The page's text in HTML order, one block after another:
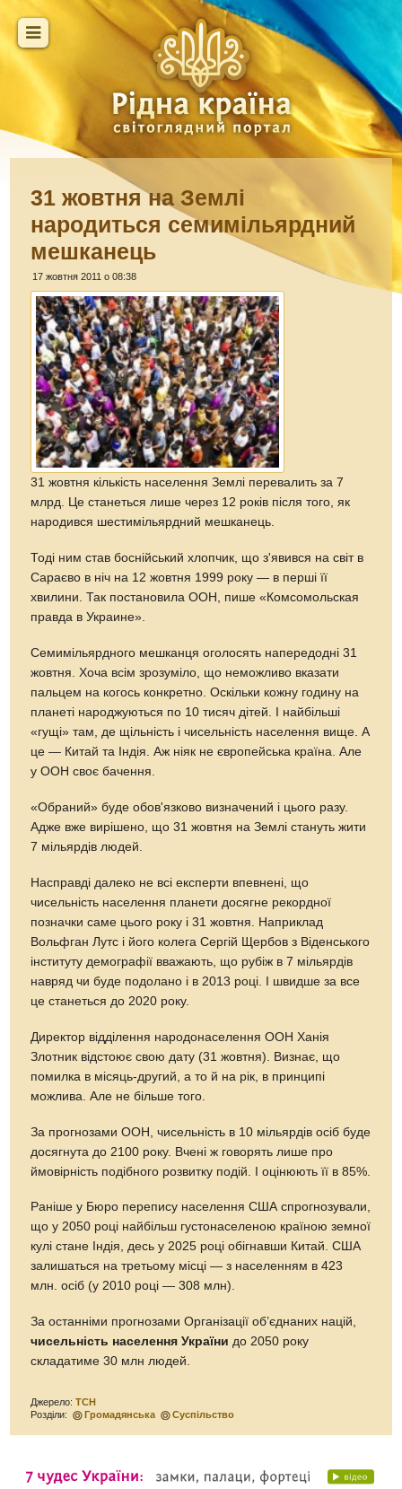
31 жовтня на Землі
народиться семимільярдний
мешканець
17 жовтня 2011 о 08:38
31 жовтня кількість населення Землі перевалить за 7
млрд. Це станеться лише через 12 років після того, як
народився шестимільярдний мешканець.
Тоді ним став боснійський хлопчик, що з'явився на світ в
Сараєво в ніч на 12 жовтня 1999 року — в перші її
хвилини. Так постановила ООН, пише «Комсомольская
правда в Украине».
Семимільярдного мешканця оголосять напередодні 31
жовтня. Хоча всім зрозуміло, що неможливо вказати
пальцем на когось конкретно. Оскільки кожну годину на
планеті народжуються по 10 тисяч дітей. І найбільші
«гущі» там, де щільність і чисельність населення вище. А
це — Китай та Індія. Аж ніяк не європейська країна. Але
у ООН своє бачення.
«Обраний» буде обов'язково визначений і цього разу.
Адже вже вирішено, що 31 жовтня на Землі стануть жити
7 мільярдів людей.
Насправді далеко не всі експерти впевнені, що
чисельність населення планети досягне рекордної
позначки саме цього року і 31 жовтня. Наприклад
Вольфган Лутс і його колега Сергій Щербов з Віденського
інституту демографії вважають, що рубіж в 7 мільярдів
навряд чи буде подолано і в 2013 році. І швидше за все
це станеться до 2020 року.
Директор відділення народонаселення ООН Ханія
Злотник відстоює свою дату (31 жовтня). Визнає, що
помилка в місяць-другий, а то й на рік, в принципі
можлива. Але не більше того.
За прогнозами ООН, чисельність в 10 мільярдів осіб буде
досягнута до 2100 року. Вчені ж говорять лише про
ймовірність подібного розвитку подій. І оцінюють її в 85%.
Раніше у Бюро перепису населення США спрогнозували,
що у 2050 році найбільш густонаселеною країною земної
кулі стане Індія, десь у 2025 році обігнавши Китай. США
залишаться на третьому місці — з населенням в 423
млн. осіб (у 2010 році — 308 млн).
За останніми прогнозами Організації об’єднаних націй,
чисельність населення України до 2050 року
складатиме 30 млн людей.
Джерело:ТСН
Розділи:
Громадянська Суспільство